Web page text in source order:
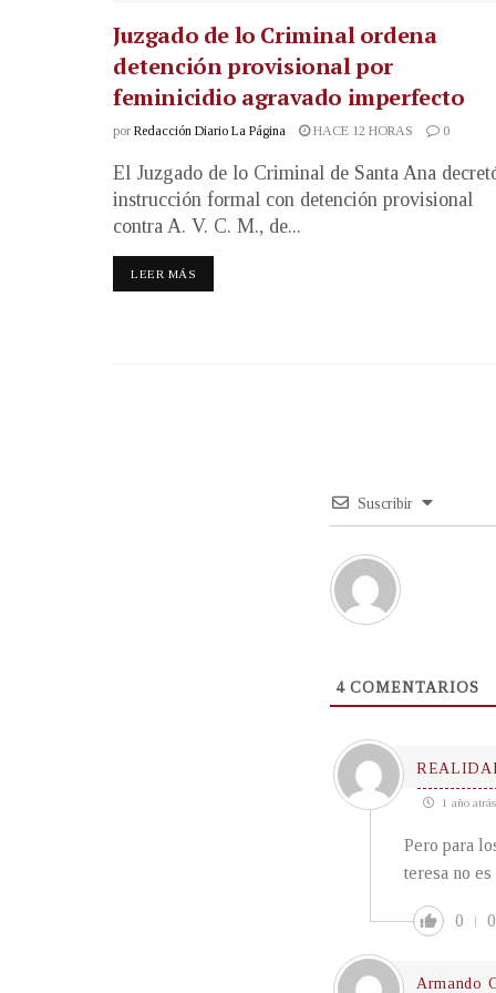
Juzgado de lo Criminal ordena
detención provisional por
feminicidio agravado imperfecto
por Redacción Diario La Página HACE 12 HORAS 0
El Juzgado de lo Criminal de Santa Ana
instrucción formal con detención provisional
contra A. V. C. M., de...
LEER MÁS
Suscribir
4COMENTARIOS
1 año atrás
Pero para
teresa no
0 0
Armando